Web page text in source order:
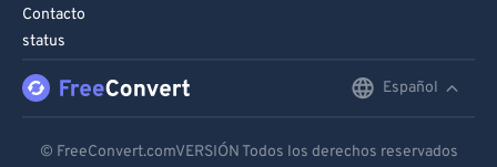
Contacto
status
Español
© FreeConvert.comVERSIÓN Todos los derechos reservados